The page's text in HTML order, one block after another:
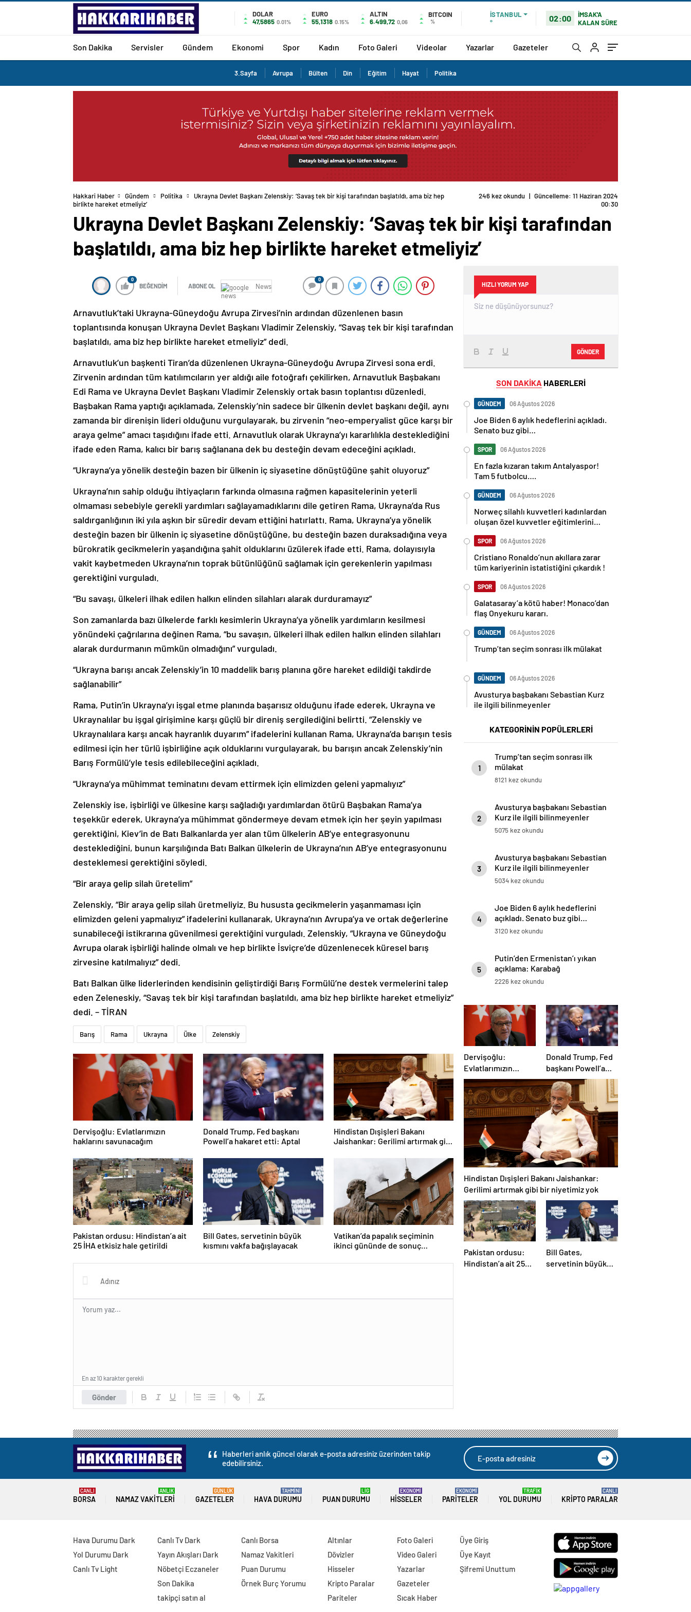
DOLAR
47,5865 0.01%
EURO
55,1318 0.15%
ALTIN
6.499,72 0,06
BITCOIN
%
İSTANBUL
°
02:00
İMSAK'A
KALAN SÜRE
Son Dakika Servisler Gündem Ekonomi Spor Kadın Foto Galeri Videolar Yazarlar Gazeteler
3.Sayfa Avrupa Bülten Din Eğitim Hayat Politika
Hakkari Haber Gündem Politika
Ukrayna Devlet Başkanı Zelenskiy: ‘Savaş tek bir kişi tarafından başlatıldı, ama biz hep
birlikte hareket etmeliyiz’
246 kez okundu | Güncelleme: 11 Haziran 2024
00:30
Ukrayna Devlet Başkanı Zelenskiy: ‘Savaş tek bir kişi tarafından
başlatıldı, ama biz hep birlikte hareket etmeliyiz’
0
BEĞENDİM ABONE OL News
0
Arnavutluk’taki Ukrayna-Güneydoğu Avrupa Zirvesi’nin ardından düzenlenen basın
toplantısında konuşan Ukrayna Devlet Başkanı Vladimir Zelenskiy, “Savaş tek bir kişi tarafından
başlatıldı, ama biz hep birlikte hareket etmeliyiz” dedi.
Arnavutluk’un başkenti Tiran’da düzenlenen Ukrayna-Güneydoğu Avrupa Zirvesi sona erdi.
Zirvenin ardından tüm katılımcıların yer aldığı aile fotoğrafı çekilirken, Arnavutluk Başbakanı
Edi Rama ve Ukrayna Devlet Başkanı Vladimir Zelenskiy ortak basın toplantısı düzenledi.
Başbakan Rama yaptığı açıklamada, Zelenskiy’nin sadece bir ülkenin devlet başkanı değil, aynı
zamanda bir direnişin lideri olduğunu vurgulayarak, bu zirvenin “neo-emperyalist güce karşı bir
araya gelme” amacı taşıdığını ifade etti. Arnavutluk olarak Ukrayna’yı kararlılıkla desteklediğini
ifade eden Rama, kalıcı bir barış sağlanana dek bu desteğin devam edeceğini açıkladı.
“Ukrayna’ya yönelik desteğin bazen bir ülkenin iç siyasetine dönüştüğüne şahit oluyoruz”
Ukrayna’nın sahip olduğu ihtiyaçların farkında olmasına rağmen kapasitelerinin yeterli
olmaması sebebiyle gerekli yardımları sağlayamadıklarını dile getiren Rama, Ukrayna’da Rus
saldırganlığının iki yıla aşkın bir süredir devam ettiğini hatırlattı. Rama, Ukrayna’ya yönelik
desteğin bazen bir ülkenin iç siyasetine dönüştüğüne, bu desteğin bazen duraksadığına veya
bürokratik gecikmelerin yaşandığına şahit olduklarını üzülerek ifade etti. Rama, dolayısıyla
vakit kaybetmeden Ukrayna’nın toprak bütünlüğünü sağlamak için gerekenlerin yapılması
gerektiğini vurguladı.
“Bu savaşı, ülkeleri ilhak edilen halkın elinden silahları alarak durduramayız”
Son zamanlarda bazı ülkelerde farklı kesimlerin Ukrayna’ya yönelik yardımların kesilmesi
yönündeki çağrılarına değinen Rama, “bu savaşın, ülkeleri ilhak edilen halkın elinden silahları
alarak durdurmanın mümkün olmadığını” vurguladı.
“Ukrayna barışı ancak Zelenskiy’in 10 maddelik barış planına göre hareket edildiği takdirde
sağlanabilir”
Rama, Putin’in Ukrayna’yı işgal etme planında başarısız olduğunu ifade ederek, Ukrayna ve
Ukraynalılar bu işgal girişimine karşı güçlü bir direniş sergilediğini belirtti. “Zelenskiy ve
Ukraynalılara karşı ancak hayranlık duyarım” ifadelerini kullanan Rama, Ukrayna’da barışın tesis
edilmesi için her türlü işbirliğine açık olduklarını vurgulayarak, bu barışın ancak Zelenskiy’nin
Barış Formülü’yle tesis edilebileceğini açıkladı.
“Ukrayna’ya mühimmat teminatını devam ettirmek için elimizden geleni yapmalıyız”
Zelenskiy ise, işbirliği ve ülkesine karşı sağladığı yardımlardan ötürü Başbakan Rama’ya
teşekkür ederek, Ukrayna’ya mühimmat göndermeye devam etmek için her şeyin yapılması
gerektiğini, Kiev’in de Batı Balkanlarda yer alan tüm ülkelerin AB’ye entegrasyonunu
desteklediğini, bunun karşılığında Batı Balkan ülkelerin de Ukrayna’nın AB’ye entegrasyonunu
desteklemesi gerektiğini söyledi.
“Bir araya gelip silah üretelim”
Zelenskiy, “Bir araya gelip silah üretmeliyiz. Bu hususta gecikmelerin yaşanmaması için
elimizden geleni yapmalıyız” ifadelerini kullanarak, Ukrayna’nın Avrupa’ya ve ortak değerlerine
sunabileceği istikrarına güvenilmesi gerektiğini vurguladı. Zelenskiy, “Ukrayna ve Güneydoğu
Avrupa olarak işbirliği halinde olmalı ve hep birlikte İsviçre’de düzenlenecek küresel barış
zirvesine katılmalıyız” dedi.
Batı Balkan ülke liderlerinden kendisinin geliştirdiği Barış Formülü’ne destek vermelerini talep
eden Zeleneskiy, “Savaş tek bir kişi tarafından başlatıldı, ama biz hep birlikte hareket etmeliyiz”
dedi. – TİRAN
Barış Rama Ukrayna Ülke Zelenskiy
Dervişoğlu: Evlatlarımızın
haklarını savunacağım
Donald Trump, Fed başkanı
Powell’a hakaret etti: Aptal
Hindistan Dışişleri Bakanı
Jaishankar: Gerilimi artırmak gibi
Pakistan ordusu: Hindistan’a ait
25 İHA etkisiz hale getirildi
Bill Gates, servetinin büyük
kısmını vakfa bağışlayacak
Vatikan’da papalık seçiminin
ikinci gününde de sonuç
Gönder
En az 10 karakter gerekli
HIZLI YORUM YAP
GÖNDER
SON DAKİKA HABERLERİ
GÜNDEM 06 Ağustos 2026
Joe Biden 6 aylık hedeflerini açıkladı.
Senato buz gibi…
SPOR 06 Ağustos 2026
En fazla kızaran takım Antalyaspor!
Tam 5 futbolcu….
GÜNDEM 06 Ağustos 2026
Norweç silahlı kuvvetleri kadınlardan
oluşan özel kuvvetler eğitimlerini
SPOR 06 Ağustos 2026
Cristiano Ronaldo’nun akıllara zarar
tüm kariyerinin istatistiğini çıkardık !
SPOR 06 Ağustos 2026
Galatasaray’a kötü haber! Monaco’dan
flaş Onyekuru kararı.
GÜNDEM 06 Ağustos 2026
Trump’tan seçim sonrası ilk mülakat
GÜNDEM 06 Ağustos 2026
Avusturya başbakanı Sebastian Kurz
ile ilgili bilinmeyenler
KATEGORİNİN POPÜLERLERİ
1
Trump’tan seçim sonrası ilk
mülakat
8121 kez okundu
2
Avusturya başbakanı Sebastian
Kurz ile ilgili bilinmeyenler
5075 kez okundu
3
Avusturya başbakanı Sebastian
Kurz ile ilgili bilinmeyenler
5034 kez okundu
4
Joe Biden 6 aylık hedeflerini
açıkladı. Senato buz gibi…
3120 kez okundu
5
Putin’den Ermenistan’ı yıkan
açıklama: Karabağ
Azerbaycan’ın ayrılmaz bir
2226 kez okundu
Dervişoğlu:
Evlatlarımızın
haklarını
savunacağım
Donald Trump, Fed
başkanı Powell’a
hakaret etti: Aptal
Hindistan Dışişleri Bakanı Jaishankar:
Gerilimi artırmak gibi bir niyetimiz yok
Pakistan ordusu:
Hindistan’a ait 25
Bill Gates,
servetinin büyük
Haberleri anlık güncel olarak e-posta adresiniz üzerinden takip
edebilirsiniz.
BORSA
CANLI
NAMAZ VAKITLERI
ANLIK
GAZETELER
GÜNLÜK
HAVA DURUMU
TAHMİNİ
PUAN DURUMU
LİG
HISSELER
EKONOMİ
PARITELER
EKONOMİ
YOL DURUMU
TRAFİK
KRIPTO PARALAR
CANLI
Hava Durumu Dark
Yol Durumu Dark
Canlı Tv Light
Canlı Tv Dark
Yayın Akışları Dark
Nöbetçi Eczaneler
Son Dakika
takipçi satın al
Canlı Borsa
Namaz Vakitleri
Puan Durumu
Örnek Burç Yorumu
Altınlar
Dövizler
Hisseler
Kripto Paralar
Pariteler
Foto Galeri
Video Galeri
Yazarlar
Gazeteler
Sıcak Haber
Üye Giriş
Üye Kayıt
Şifremi Unuttum